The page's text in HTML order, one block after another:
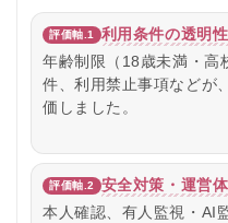
評価軸.1
利用条件の透明性
年齢制限（18歳未満・高
件、利用禁止事項などが
価しました。
評価軸.2
安全対策・運営体
本人確認、有人監視・AI